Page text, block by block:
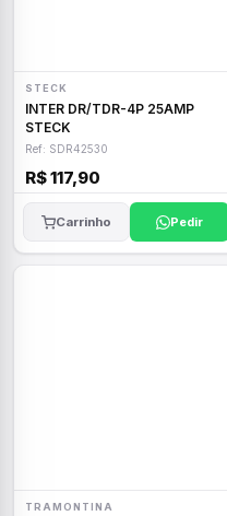
STECK
INTER DR/TDR-4P 25AMP
STECK
Ref: SDR42530
R$ 117,90
Carrinho Pedir
TRAMONTINA